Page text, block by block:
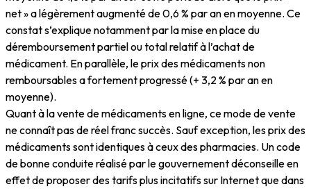
net » a légèrement augmenté de 0,6 % par an en moyenne. Ce
constat s’explique notamment par la mise en place du
déremboursement partiel ou total relatif à l’achat de
médicament. En parallèle, le prix des médicaments non
remboursables a fortement progressé (+ 3,2 % par an en
moyenne).
Quant à la vente de médicaments en ligne, ce mode de vente
ne connaît pas de réel franc succès. Sauf exception, les prix des
médicaments sont identiques à ceux des pharmacies. Un code
de bonne conduite réalisé par le gouvernement déconseille en
effet de proposer des tarifs plus incitatifs sur Internet que dans